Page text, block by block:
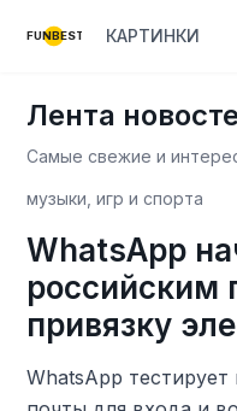
FUNBEST КАРТИНКИ
Лента
Самые свежие и
музыки, игр и спорта
WhatsApp
российским
привязку
WhatsApp